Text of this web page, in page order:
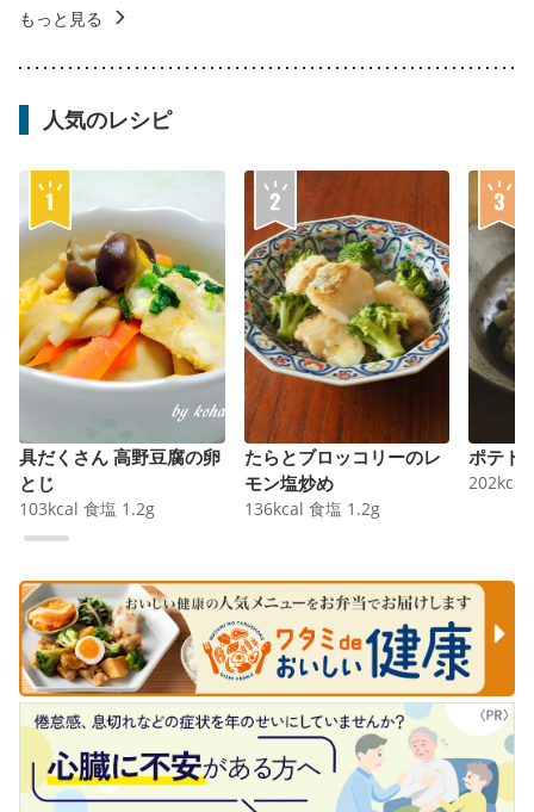
もっと見る
人気のレシピ
具だくさん 高野豆腐の卵
とじ
103kcal 食塩 1.2g
たらとブロッコリーのレ
モン塩炒め
136kcal 食塩 1.2g
ポテト
202kcal